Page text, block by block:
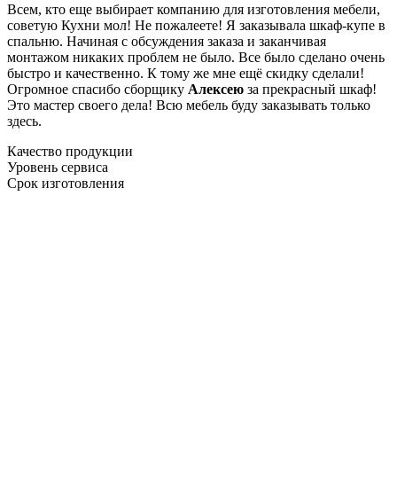
Всем, кто еще выбирает компанию для изготовления мебели,
советую Кухни мол! Не пожалеете! Я заказывала шкаф-купе в
спальню. Начиная с обсуждения заказа и заканчивая
монтажом никаких проблем не было. Все было сделано очень
быстро и качественно. К тому же мне ещё скидку сделали!
Огромное спасибо сборщику Алексею за прекрасный шкаф!
Это мастер своего дела! Всю мебель буду заказывать только
здесь.
Качество продукции
Уровень сервиса
Срок изготовления